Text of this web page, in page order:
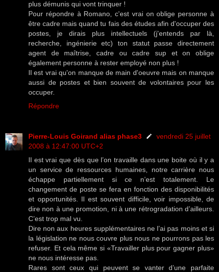
plus démunis qui vont trinquer !
Pour répondre à Romano, c'est vrai on oblige personne à
être cadre mais quand tu fais des études afin d'occuper des
postes, je dirais plus intellectuels (j'entends par là,
recherche, ingénierie etc) ton statut passe directement
agent de maîtrise, cadre ou cadre sup et on oblige
également personne à rester employé non plus !
Il est vrai qu'on manque de main d'oeuvre mais on manque
aussi de postes et bien souvent de volontaires pour les
occuper.
Répondre
Pierre-Louis Goirand alias phase3
vendredi 25 juillet
2008 à 12:47:00 UTC+2
Il est vrai que dès que l’on travaille dans une boite où il y a
un service de ressources humaines, notre carrière nous
échappe partiellement si ce n’est totalement. Le
changement de poste se fera en fonction des disponibilités
et opportunités. Il est souvent difficile, voir impossible, de
dire non à une promotion, ni à une rétrogradation d’ailleurs.
C’est trop mal vu.
Dire non aux heures supplémentaires ne l’ai pas moins et si
la législation ne nous couvre plus nous ne pourrons pas les
refuser. Et cela même si «Travailler plus pour gagner plus»
ne nous intéresse pas.
Rares sont ceux qui peuvent se vanter d’une parfaite